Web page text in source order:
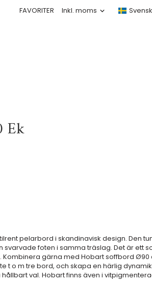
FAVORITER
Ek
pelarbord i skandinavisk design. Den
foten i samma träslag. Det är ett
gärna med Hobart soffbord Ø90
t o m tre bord, och skapa en härlig
val. Hobart finns även i